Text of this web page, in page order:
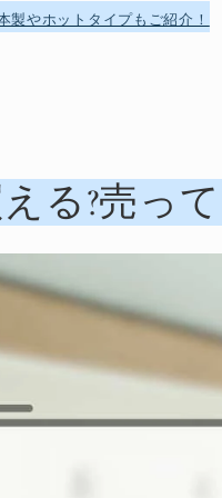
製やホットタイプもご紹介！
る?売っ